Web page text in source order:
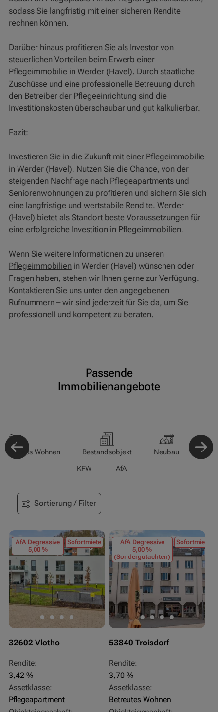
sodass Sie langfristig mit einer sicheren Rendite
rechnen können.
Darüber hinaus profitieren Sie als Investor von
steuerlichen Vorteilen beim Erwerb einer
Pflegeimmobilie in Werder (Havel). Durch staatliche
Zuschüsse und eine professionelle Betreuung durch
den Betreiber der Pflegeeinrichtung sind die
Investitionskosten überschaubar und gut kalkulierbar.
Fazit:
Investieren Sie in die Zukunft mit einer Pflegeimmobilie
in Werder (Havel). Nutzen Sie die Chance, von der
steigenden Nachfrage nach Pflegeapartments und
Seniorenwohnungen zu profitieren und sichern Sie sich
eine langfristige und wertstabile Rendite. Werder
(Havel) bietet als Standort beste Voraussetzungen für
eine erfolgreiche Investition in Pflegeimmobilien.
Wenn Sie weitere Informationen zu unseren
Pflegeimmobilien in Werder (Havel) wünschen oder
Fragen haben, stehen wir Ihnen gerne zur Verfügung.
Kontaktieren Sie uns unter den angegebenen
Rufnummern – wir sind jederzeit für Sie da, um Sie
professionell und kompetent zu beraten.
Passende
Immobilienangebote
Wohnen Bestandsobjekt Neubau
KFW
AfA
Sortierung / Filter
AfA Degressive
5,00 %
Sofortmiete
32602 Vlotho
Rendite:
3,42 %
Assetklasse:
Pflegeapartment
AfA Degressive
5,00 %
(Sondergutachten)
Sofortmiete
53840 Troisdorf
Rendite:
3,70 %
Assetklasse:
Betreutes Wohnen